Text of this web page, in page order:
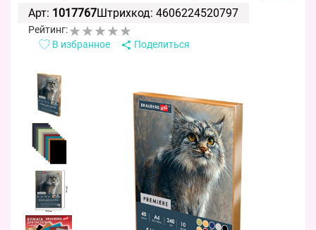
Арт: 1017767Штрихкод: 4606224520797
Рейтинг:
В избранное
Поделиться